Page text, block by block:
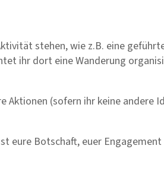
stehen, wie z.B. eine
ihr dort eine Wanderung
Aktionen (sofern ihr keine andere
eure Botschaft, euer